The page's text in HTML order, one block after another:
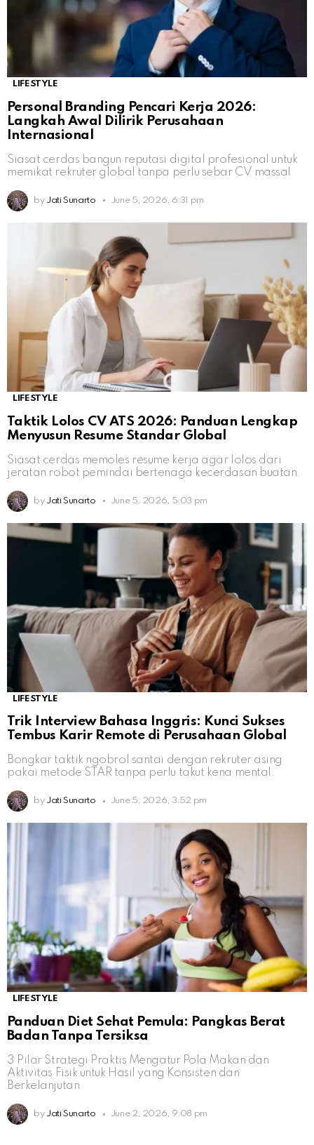
LIFESTYLE
Personal Branding Pencari Kerja 2026:
Langkah Awal Dilirik Perusahaan
Internasional
Siasat cerdas bangun reputasi digital profesional untuk
memikat rekruter global tanpa perlu sebar CV massal
by Jati Sunarto June 5, 2026, 6:31 pm
LIFESTYLE
Taktik Lolos CV ATS 2026: Panduan Lengkap
Menyusun Resume Standar Global
Siasat cerdas memoles resume kerja agar lolos dari
jeratan robot pemindai bertenaga kecerdasan buatan.
by Jati Sunarto June 5, 2026, 5:03 pm
LIFESTYLE
Trik Interview Bahasa Inggris: Kunci Sukses
Tembus Karir Remote di Perusahaan Global
Bongkar taktik ngobrol santai dengan rekruter asing
pakai metode STAR tanpa perlu takut kena mental.
by Jati Sunarto June 5, 2026, 3:52 pm
LIFESTYLE
Panduan Diet Sehat Pemula: Pangkas Berat
Badan Tanpa Tersiksa
3 Pilar Strategi Praktis Mengatur Pola Makan dan
Aktivitas Fisik untuk Hasil yang Konsisten dan
Berkelanjutan
by Jati Sunarto June 2, 2026, 9:08 pm